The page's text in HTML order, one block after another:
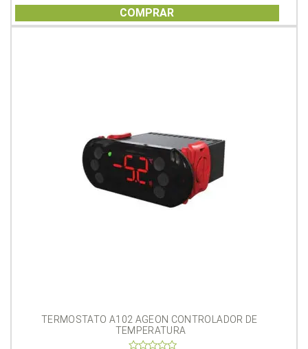
of
5
COMPRAR
TERMOSTATO A102 AGEON CONTROLADOR DE
TEMPERATURA